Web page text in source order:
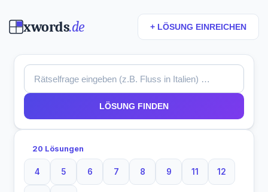
xwords.de + LÖSUNG EINREICHEN
LÖSUNG FINDEN
20 Lösungen
4
4 Buchstaben
5
5 Buchstaben
6
6 Buchstaben
7
7 Buchstaben
8
8 Buchstaben
9
9 Buchstaben
11
11 Buchstaben
12
12